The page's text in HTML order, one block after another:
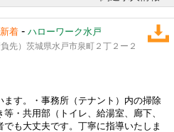
新着 - ハローワーク水戸
先）茨城県水戸市泉町２丁２ー２
ます。・事務所（テナント）内の掃除
・共用部（トイレ、給湯室、廊下、
も大丈夫です。丁寧に指導いたしま